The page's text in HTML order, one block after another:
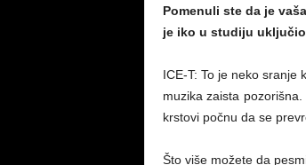
Pomenuli ste da je
je iko u studiju
ICE-T: To je neko sranje
muzika zaista
krstovi počnu da se
Što više možete da